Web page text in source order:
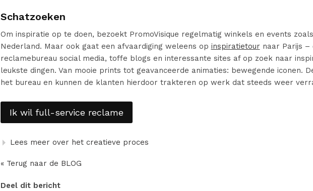
Schatzoeken
Om inspiratie op te doen, bezoekt PromoVisique regelmatig winkels en events
Nederland. Maar ook gaat een afvaardiging weleens op inspiratietour naar Parijs –
reclamebureau social media, toffe blogs en interessante sites af op zoek naar
leukste dingen. Van mooie prints tot geavanceerde animaties: bewegende iconen.
het bureau en kunnen de klanten hierdoor trakteren op werk dat steeds weer
Ik wil full-service reclame
Lees meer over het creatieve proces
« Terug naar de BLOG
Deel dit bericht